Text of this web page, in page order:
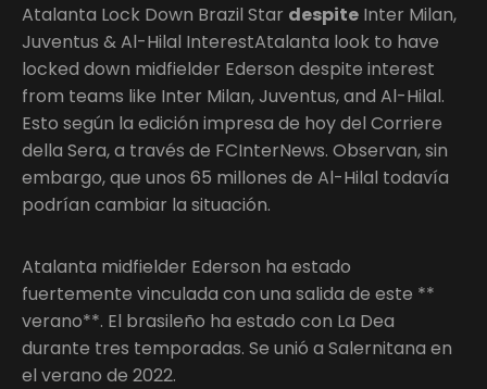
Atalanta Lock Down Brazil Star despite Inter Milan,
Juventus & Al-Hilal InterestAtalanta look to have
locked down midfielder Ederson despite interest
from teams like Inter Milan, Juventus, and Al-Hilal.
Esto según la edición impresa de hoy del Corriere
della Sera, a través de FCInterNews. Observan, sin
embargo, que unos 65 millones de Al-Hilal todavía
podrían cambiar la situación.
Atalanta midfielder Ederson ha estado
fuertemente vinculada con una salida de este **
verano**. El brasileño ha estado con La Dea
durante tres temporadas. Se unió a Salernitana en
el verano de 2022.